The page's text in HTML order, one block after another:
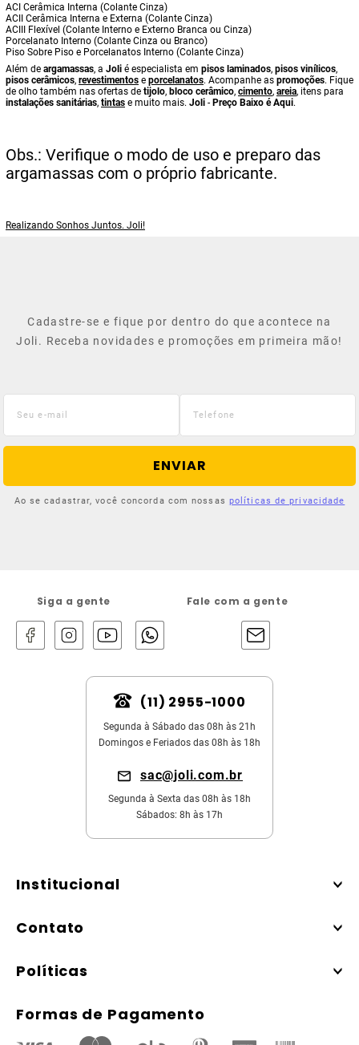
ACI Cerâmica Interna (Colante Cinza)
ACII Cerâmica Interna e Externa (Colante Cinza)
ACIII Flexível (Colante Interno e Externo Branca ou Cinza)
Porcelanato Interno (Colante Cinza ou Branco)
Piso Sobre Piso e Porcelanatos Interno (Colante Cinza)
Além de argamassas, a Joli é especialista em pisos laminados, pisos vinílicos,
pisos cerâmicos, revestimentos e porcelanatos. Acompanhe as promoções. Fique
de olho também nas ofertas de tijolo, bloco cerâmico, cimento, areia, itens para
instalações sanitárias, tintas e muito mais. Joli - Preço Baixo é Aqui.
Obs.: Verifique o modo de uso e preparo das
argamassas com o próprio fabricante.
Realizando Sonhos Juntos. Joli!
Cadastre-se e fique por dentro do que acontece na
Joli. Receba novidades e promoções em primeira mão!
ENVIAR
Ao se cadastrar, você concorda com nossas políticas de privacidade
Siga a gente Fale com a gente
(11) 2955-1000
Segunda à Sábado das 08h às 21h
Domingos e Feriados das 08h às 18h
sac@joli.com.br
Segunda à Sexta das 08h às 18h
Sábados: 8h às 17h
Institucional
Contato
Políticas
Formas de Pagamento